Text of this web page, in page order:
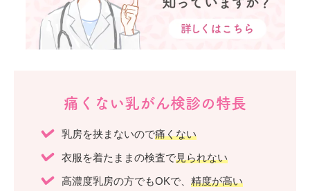
痛くない乳がん検診の特長
乳房を挟まないので痛くない
衣服を着たままの検査で見られない
高濃度乳房の方でもOKで、 精度が高い